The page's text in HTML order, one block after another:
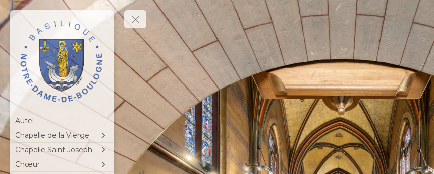
Autel
Chapelle de la Vierge
Chapelle Saint Joseph
Chœur